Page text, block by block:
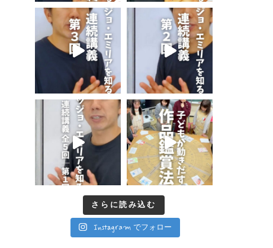
さらに読み込む
Instagram でフォロー